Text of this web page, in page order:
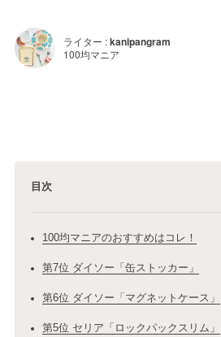
ライター :kanipangram
100均マニア
目次
100均マニアのおすすめはコレ！
第7位 ダイソー「缶ストッカー」
第6位 ダイソー「マグネットケース」
第5位 セリア「ロックパックスリム」